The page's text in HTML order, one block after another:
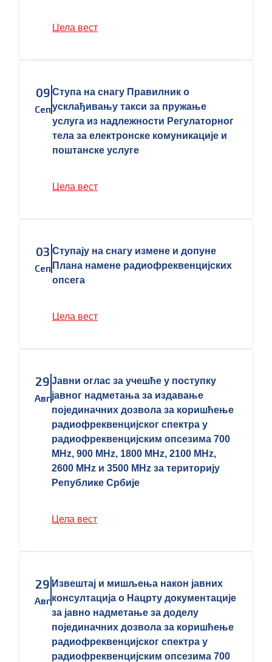
Цела вест
09
Сеп
Ступа на снагу Правилник о
усклађивању такси за пружање
услуга из надлежности Регулаторног
тела за електронске комуникације и
поштанске услуге
Цела вест
03
Сеп
Ступају на снагу измене и допуне
Плана намене радиофреквенцијских
опсега
Цела вест
29
Авг
Јавни оглас за учешће у поступку
јавног надметања за издавање
појединачних дозвола за коришћење
радиофреквенцијског спектра у
радиофреквенцијским опсезима 700
MHz, 900 MHz, 1800 MHz, 2100 MHz,
2600 MHz и 3500 MHz за територију
Републике Србије
Цела вест
29
Авг
Извештај и мишљења након јавних
консултација о Нацрту документације
за јавно надметање за доделу
појединачних дозволa за коришћење
радиофреквенцијског спектра у
радиофреквенцијским опсезима 700